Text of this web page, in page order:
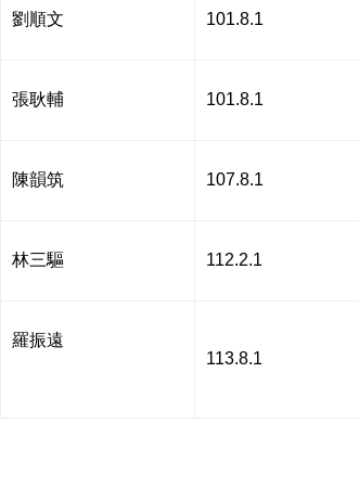
劉順文 101.8.1
張耿輔 101.8.1
陳韻筑 107.8.1
林三驅 112.2.1
羅振遠
113.8.1